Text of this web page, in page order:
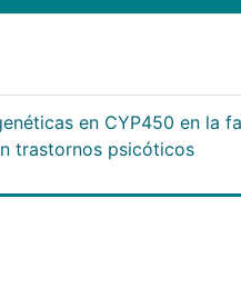
en CYP450 en la
trastornos psicóticos